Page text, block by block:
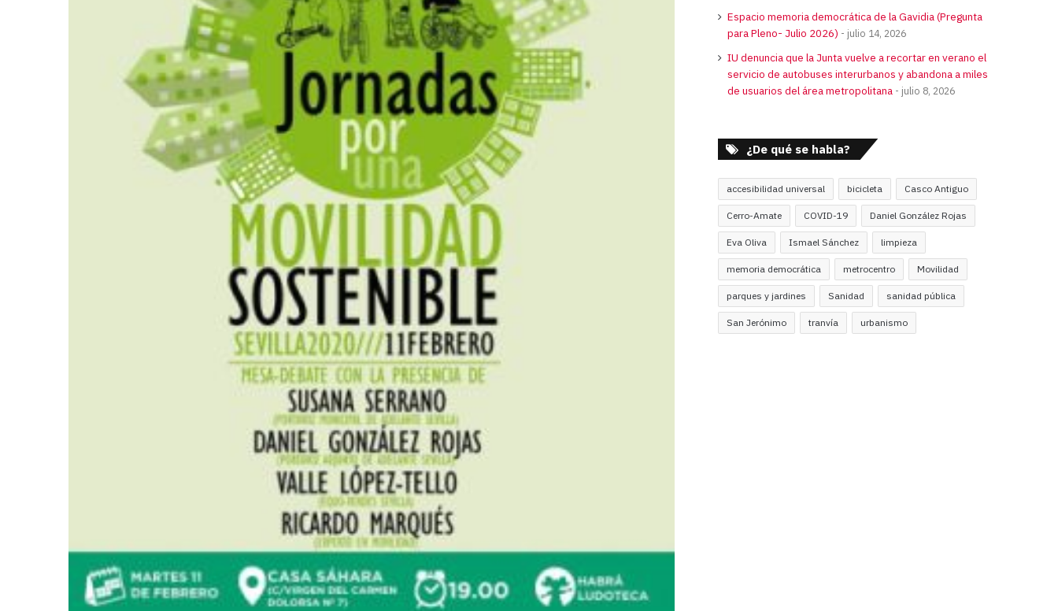
Espacio memoria democrática de la Gavidia (Pregunta
para Pleno- Julio 2026)
julio 14, 2026
IU denuncia que la Junta vuelve a recortar en verano el
servicio de autobuses interurbanos y abandona a miles
de usuarios del área metropolitana
julio 8, 2026
¿De qué se habla?
accesibilidad universal bicicleta Casco Antiguo
Cerro-Amate COVID-19 Daniel González Rojas
Eva Oliva Ismael Sánchez limpieza
memoria democrática metrocentro Movilidad
parques y jardines Sanidad sanidad pública
San Jerónimo tranvía urbanismo